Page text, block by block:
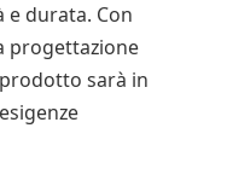
durata. Con
progettazione
sarà in